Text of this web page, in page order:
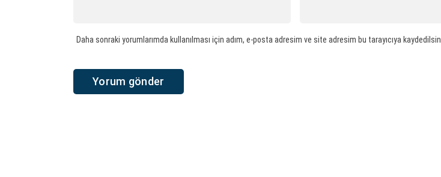
Daha sonraki yorumlarımda kullanılması için adım, e-posta adresim ve site adresim bu tarayıcıya kaydedilsin.